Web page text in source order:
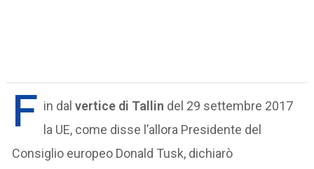
F in dalvertice di Tallin del 29 settembre 2017
la UE, come disse l’allora Presidente del
Consiglio europeo Donald Tusk, dichiarò